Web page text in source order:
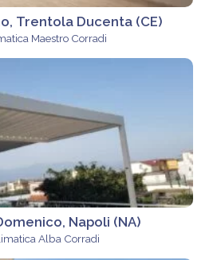
Trentola Ducenta (CE)
Maestro Corradi
Napoli (NA)
Alba Corradi